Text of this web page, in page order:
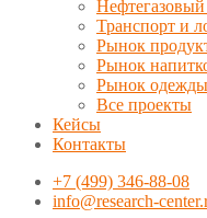
Транспорт и
Рынок
Рынок
Рынок одежды
Все проекты
Кейсы
Контакты
+7 (499) 346-88-08
info@research-